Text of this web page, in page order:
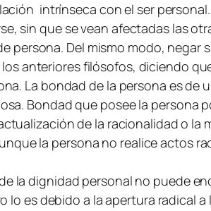
intrínseca con el ser
sin que se vean afectadas las
persona. Del mismo modo, negar
anteriores filósofos, diciendo
La bondad de la persona es de
Bondad que posee la persona
de la racionalidad o la
la persona no realice actos
la dignidad personal no puede
es debido a la apertura radical a